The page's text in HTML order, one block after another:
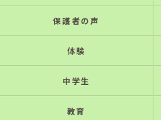
保護者の声
体験
中学生
教育